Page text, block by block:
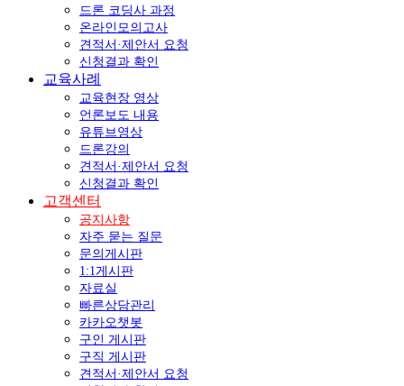
드론 코딩사 과정
온라인모의고사
견적서·제안서 요청
신청결과 확인
교육사례
교육현장 영상
언론보도 내용
유튜브영상
드론강의
견적서·제안서 요청
신청결과 확인
고객센터
공지사항
자주 묻는 질문
문의게시판
1:1게시판
자료실
빠른상담관리
카카오챗봇
구인 게시판
구직 게시판
견적서·제안서 요청